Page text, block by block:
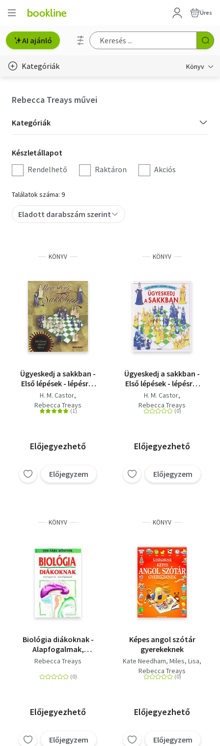
Üres
AI ajánló
Kategóriák Könyv
Hobbi, szabadidő
Irodalom
Művészet
Szakkönyv
Tankönyv, segédkönyv
Társadalomtudomány
Természettudomány
Történelem
Vallás
Rebecca Treays művei
Kategória
szűrés
Kategóriák
Készletállapot
szűrés
Készletállapot
Rendelhető
Raktáron Akciós
Találatok száma: 9
Eladott darabszám szerint
KÖNYV
Ügyeskedj a sakkban -
Első lépések - lépésről
lépésre
H. M. Castor
Rebecca Treays
Előjegyezhető
Előjegyzem
KÖNYV
Ügyeskedj a sakkban -
Első lépések - lépésről
lépésre
H. M. Castor
Rebecca Treays
Előjegyezhető
Előjegyzem
KÖNYV
Biológia diákoknak -
Alapfogalmak,
összefoglalások
Rebecca Treays
Előjegyezhető
Előjegyzem
KÖNYV
Képes angol szótár
gyerekeknek
Kate Needham Miles, Lisa
Rebecca Treays
Előjegyezhető
Előjegyzem